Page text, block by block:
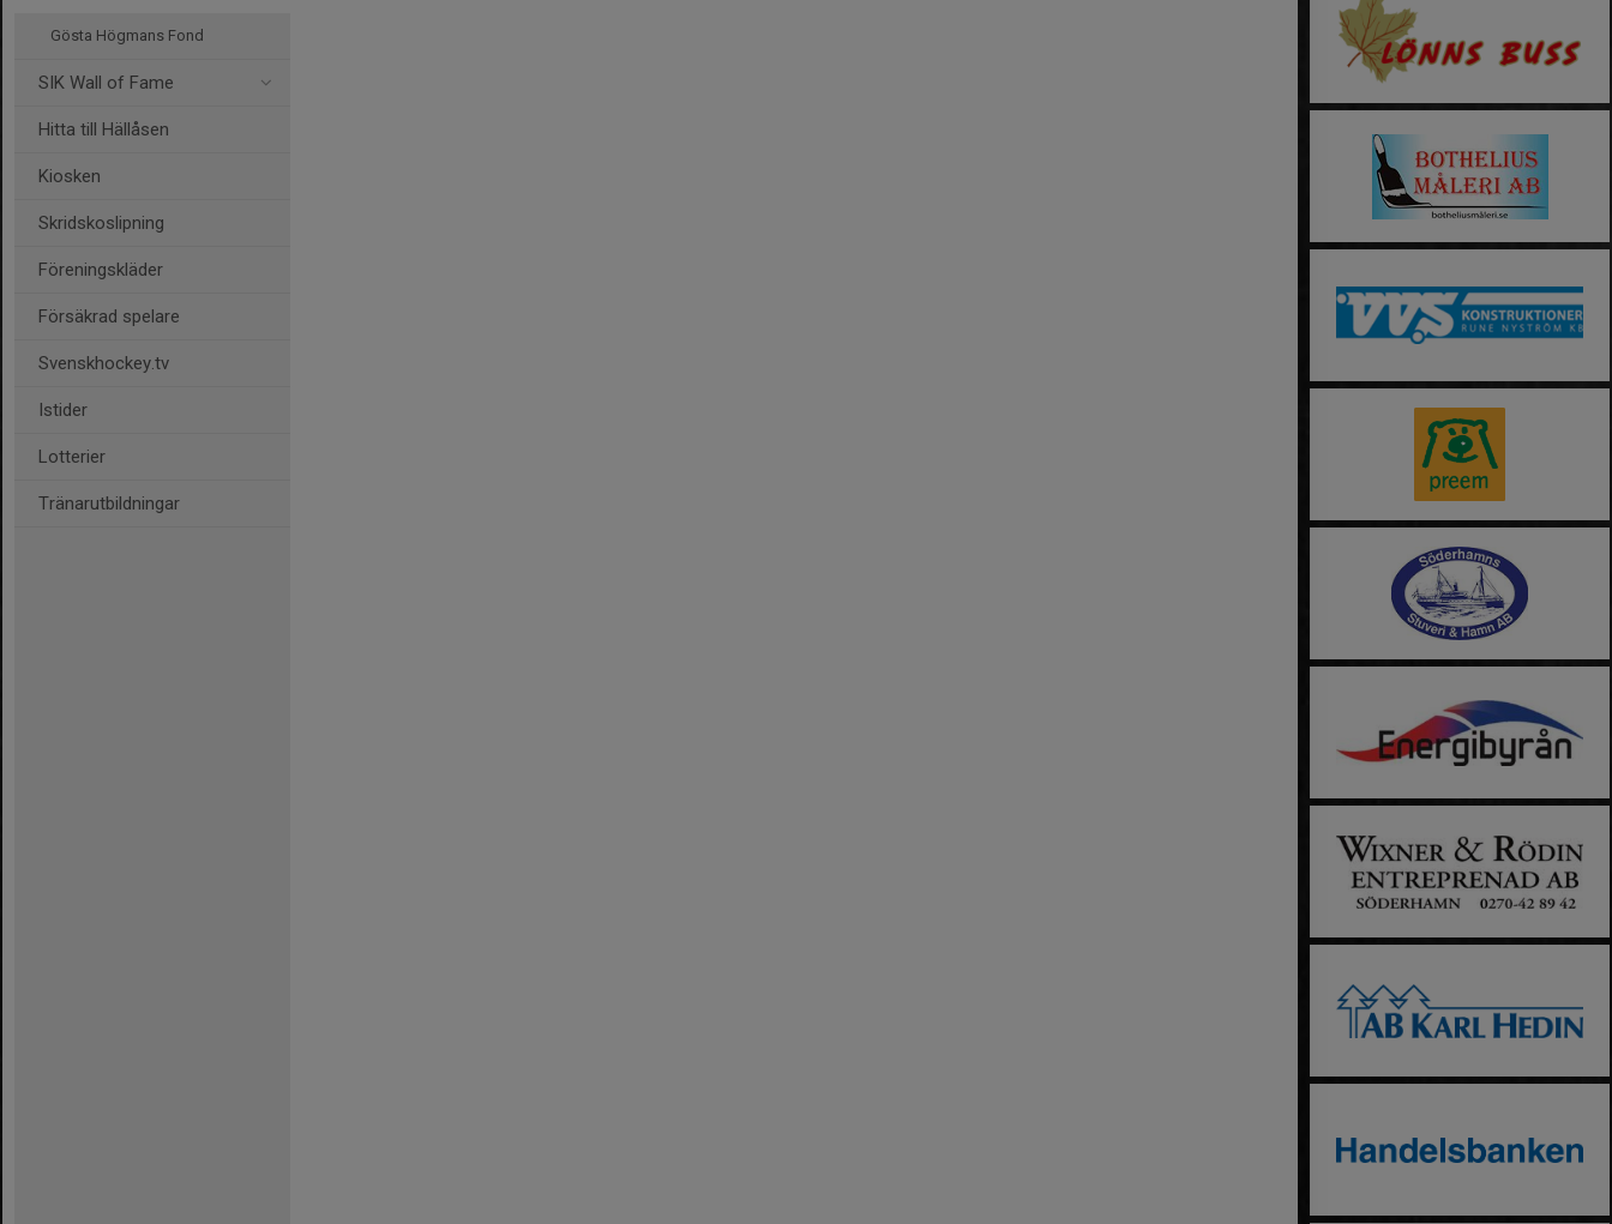
Gösta Högmans Fond
SIK Wall of Fame
Hitta till Hällåsen
Kiosken
Skridskoslipning
Föreningskläder
Försäkrad spelare
Svenskhockey.tv
Istider
Lotterier
Tränarutbildningar